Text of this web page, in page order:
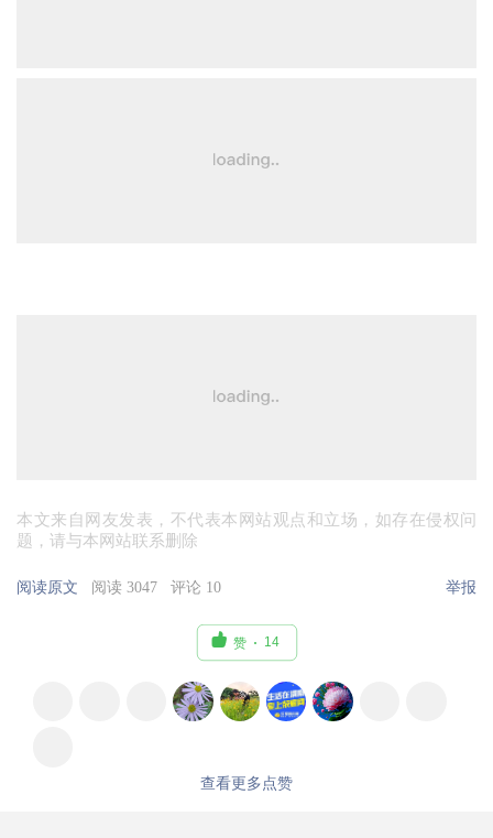
本文来自网友发表，不代表本网站观点和立场，如存在侵权问
题，请与本网站联系删除
阅读原文 阅读 3047 评论 10 举报
 赞 14
查看更多点赞